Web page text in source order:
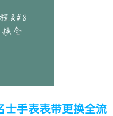
士手表表带更换全流